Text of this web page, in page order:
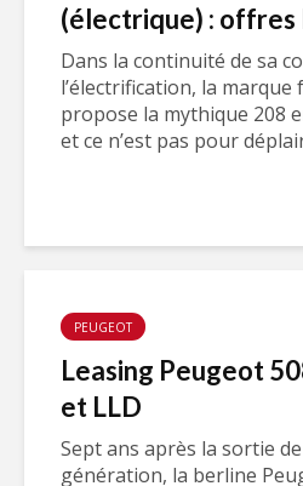
(électrique) : offres
Dans la continuité de sa
l’électrification, la
propose la mythique 208
et ce n’est pas pour
PEUGEOT
Leasing Peugeot
et LLD
Sept ans après la sortie
génération, la berline